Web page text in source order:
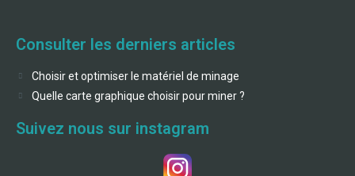
Consulter les derniers articles
Choisir et optimiser le matériel de minage
Quelle carte graphique choisir pour miner ?
Suivez nous sur instagram